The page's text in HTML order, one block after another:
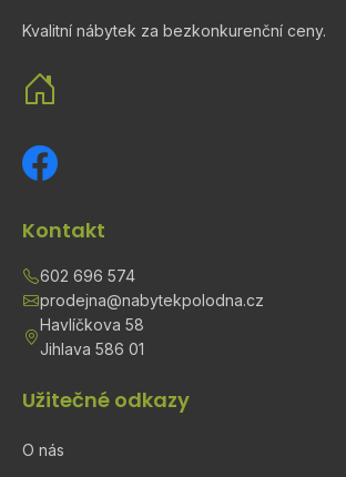
Kvalitní nábytek za bezkonkurenční ceny.
Kontakt
602 696 574
prodejna@nabytekpolodna.cz
Havlíčkova 58
Jihlava 586 01
Užitečné odkazy
O nás